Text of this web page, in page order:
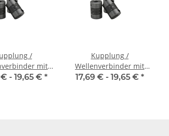
/
mit
WSV-K 16
€ - 19,65 € *
Kupplung /
Wellenverbinder mit
Klemmnaben WSV-K 16
17,69 € - 19,65 € *